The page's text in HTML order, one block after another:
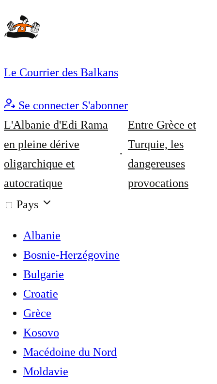
Le Courrier des Balkans
Se connecter S'abonner
L'Albanie d'Edi Rama
en pleine dérive
oligarchique et
autocratique
Entre Grèce et
Turquie, les
dangereuses
provocations
Pays
Albanie
Bosnie-Herzégovine
Bulgarie
Croatie
Grèce
Kosovo
Macédoine du Nord
Moldavie